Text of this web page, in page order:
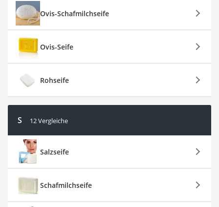
Ovis-Schafmilchseife
Ovis-Seife
Rohseife
S 12 Vergleiche
Salzseife
Schafmilchseife